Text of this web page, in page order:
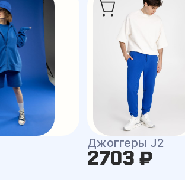
Джоггеры J2
2703 ₽